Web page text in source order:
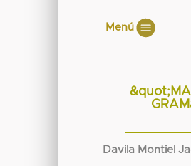
Menú
Davila Montiel